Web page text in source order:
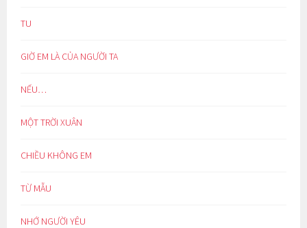
TU
GIỜ EM LÀ CỦA NGƯỜI TA
NẾU…
MỘT TRỜI XUÂN
CHIỀU KHÔNG EM
TỪ MẪU
NHỚ NGƯỜI YÊU